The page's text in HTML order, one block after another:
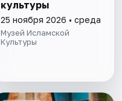
культуры
25 ноября 2026 • среда
Музей Исламской
Культуры